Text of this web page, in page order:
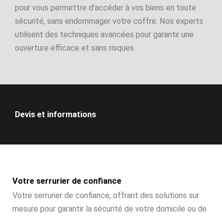
pour vous permettre d'accéder à vos biens en toute
sécurité, sans endommager votre coffre. Nos experts
utilisent des techniques avancées pour garantir une
ouverture efficace et sans risques.
Devis et informations
Votre serrurier de confiance
Votre serrurier de confiance, offrant des solutions sur
mesure pour garantir la sécurité de votre domicile ou de